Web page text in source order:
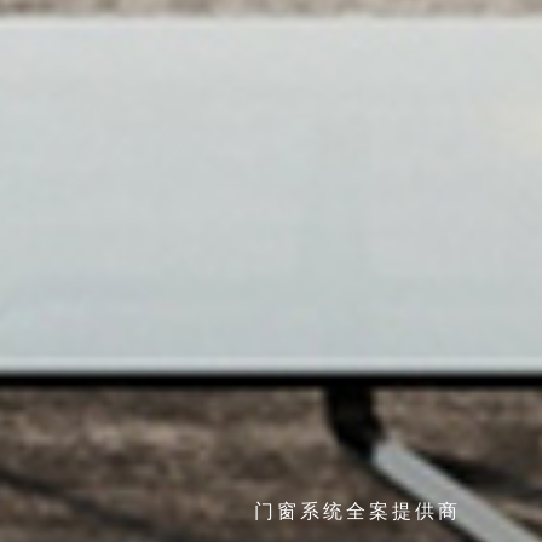
门窗系统全案提供商